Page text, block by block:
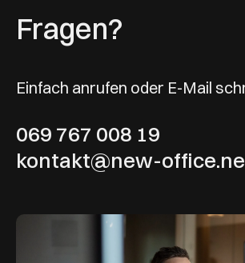
Fragen?
Einfach anrufen oder E-Mail
069 767 008 19
kontakt@new-